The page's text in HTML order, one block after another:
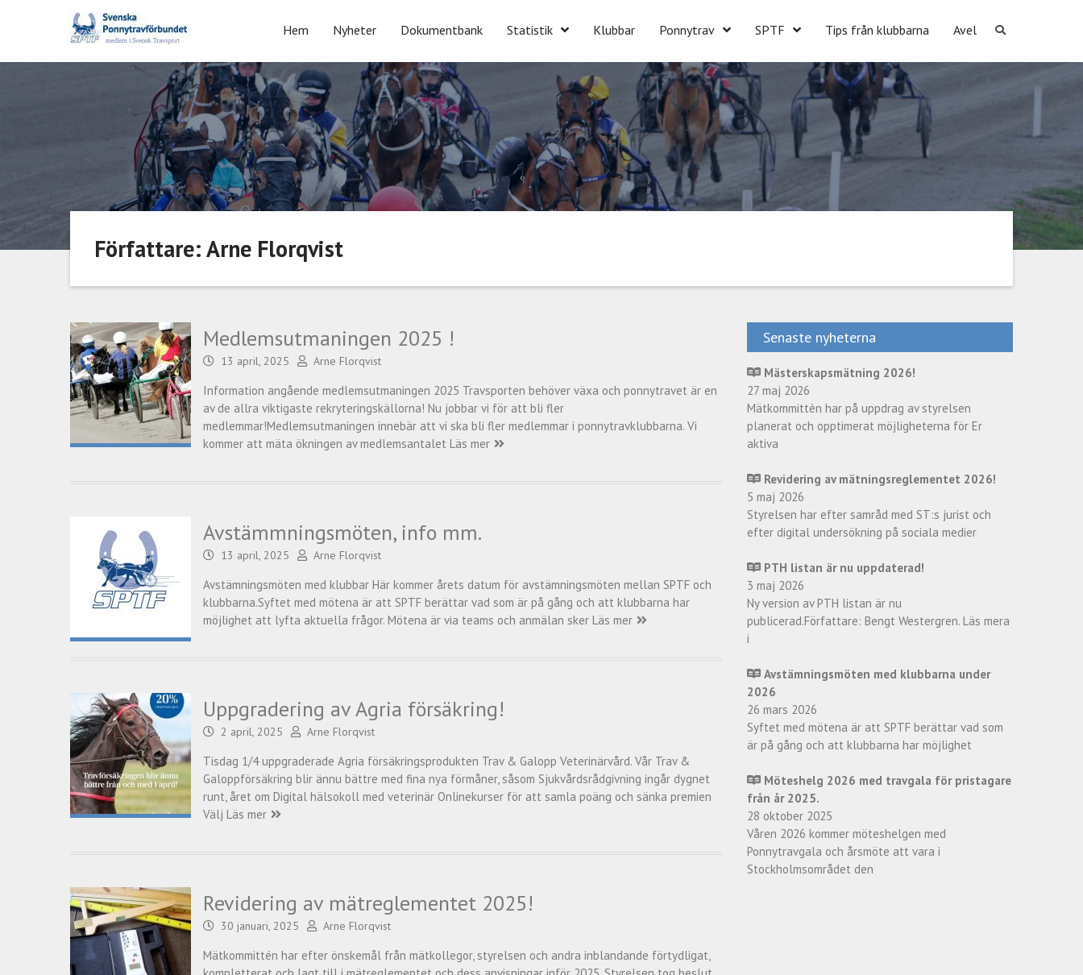
Hem Nyheter Dokumentbank Statistik Klubbar Ponnytrav SPTF Tips från klubbarna Avel
Författare: Arne Florqvist
Medlemsutmaningen 2025 !
13 april, 2025 Arne Florqvist
Information angående medlemsutmaningen 2025 Travsporten behöver växa och ponnytravet är en
av de allra viktigaste rekryteringskällorna! Nu jobbar vi för att bli fler
medlemmar!Medlemsutmaningen innebär att vi ska bli fler medlemmar i ponnytravklubbarna. Vi
kommer att mäta ökningen av medlemsantalet Läs mer
Avstämmningsmöten, info mm.
13 april, 2025 Arne Florqvist
Avstämningsmöten med klubbar Här kommer årets datum för avstämningsmöten mellan SPTF och
klubbarna.Syftet med mötena är att SPTF berättar vad som är på gång och att klubbarna har
möjlighet att lyfta aktuella frågor. Mötena är via teams och anmälan sker Läs mer
Uppgradering av Agria försäkring!
2 april, 2025 Arne Florqvist
Tisdag 1/4 uppgraderade Agria försäkringsprodukten Trav & Galopp Veterinärvård. Vår Trav &
Galoppförsäkring blir ännu bättre med fina nya förmåner, såsom Sjukvårdsrådgivning ingår dygnet
runt, året om Digital hälsokoll med veterinär Onlinekurser för att samla poäng och sänka premien
Välj Läs mer
Revidering av mätreglementet 2025!
30 januari, 2025 Arne Florqvist
Mätkommittén har efter önskemål från mätkollegor, styrelsen och andra inblandande förtydligat,
Senaste nyheterna
Mästerskapsmätning 2026!
27 maj 2026
Mätkommittèn har på uppdrag av styrelsen
planerat och opptimerat möjligheterna för Er
aktiva
Revidering av mätningsreglementet 2026!
5 maj 2026
Styrelsen har efter samråd med ST:s jurist och
efter digital undersökning på sociala medier
PTH listan är nu uppdaterad!
3 maj 2026
Ny version av PTH listan är nu
publicerad.Författare: Bengt Westergren. Läs mera
i
Avstämningsmöten med klubbarna under
2026
26 mars 2026
Syftet med mötena är att SPTF berättar vad som
är på gång och att klubbarna har möjlighet
Möteshelg 2026 med travgala för pristagare
från år 2025.
28 oktober 2025
Våren 2026 kommer möteshelgen med
Ponnytravgala och årsmöte att vara i
Stockholmsområdet den